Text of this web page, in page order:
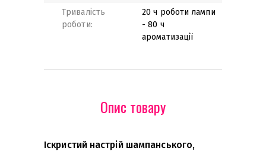
Тривалість
роботи:
20 ч роботи лампи
- 80 ч
ароматизації
Опис товару
Іскристий настрій шампанського,